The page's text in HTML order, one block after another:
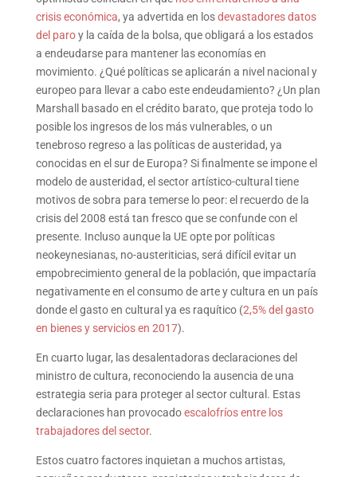
crisis económica, ya advertida en losdevastadores datos
del paroy la caída de la bolsa, que obligará a los estados
a endeudarse para mantener las economías en
movimiento. ¿Qué políticas se aplicarán a nivel nacional y
europeo para llevar a cabo este endeudamiento? ¿Un plan
Marshall basado en el crédito barato, que proteja todo lo
posible los ingresos de los más vulnerables, o un
tenebroso regreso a las políticas de austeridad, ya
conocidas en el sur de Europa? Si finalmente se impone el
modelo de austeridad, el sector artístico-cultural tiene
motivos de sobra para temerse lo peor: el recuerdo de la
crisis del 2008 está tan fresco que se confunde con el
presente. Incluso aunque la UE opte por políticas
neokeynesianas, no-austeriticias, será difícil evitar un
empobrecimiento general de la población, que impactaría
negativamente en el consumo de arte y cultura en un país
donde el gasto en cultural ya es raquítico (2,5% del gasto
en bienes y servicios en 2017).
En cuarto lugar, las desalentadoras declaraciones del
ministro de cultura, reconociendo la ausencia de una
estrategia seria para proteger al sector cultural. Estas
declaraciones han provocadoescalofríos entre los
trabajadores del sector.
Estos cuatro factores inquietan a muchos artistas,